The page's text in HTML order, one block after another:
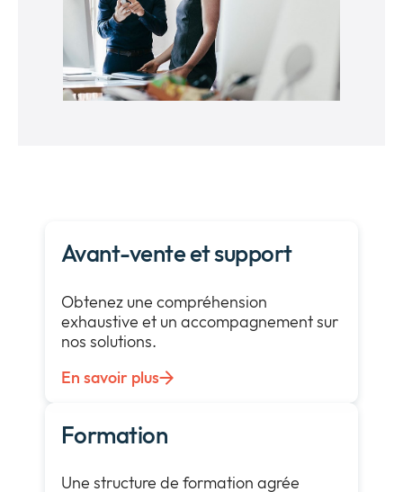
Avant-vente et support
Obtenez une compréhension
exhaustive et un accompagnement sur
nos solutions.
En savoir plus
Formation
Une structure de formation agrée